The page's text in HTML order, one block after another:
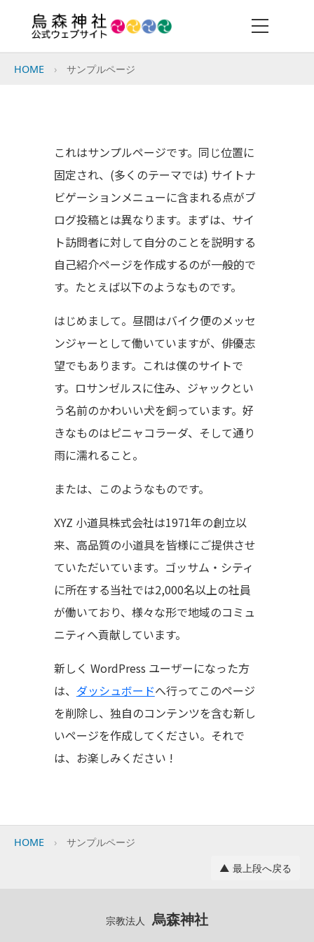
HOME サンプルページ
これはサンプルページです。同じ位置に
固定され、(多くのテーマでは) サイトナ
ビゲーションメニューに含まれる点がブ
ログ投稿とは異なります。まずは、サイ
ト訪問者に対して自分のことを説明する
自己紹介ページを作成するのが一般的で
す。たとえば以下のようなものです。
はじめまして。昼間はバイク便のメッセ
ンジャーとして働いていますが、俳優志
望でもあります。これは僕のサイトで
す。ロサンゼルスに住み、ジャックとい
う名前のかわいい犬を飼っています。好
きなものはピニャコラーダ、そして通り
雨に濡れること。
または、このようなものです。
XYZ 小道具株式会社は1971年の創立以
来、高品質の小道具を皆様にご提供させ
ていただいています。ゴッサム・シティ
に所在する当社では2,000名以上の社員
が働いており、様々な形で地域のコミュ
ニティへ貢献しています。
新しく WordPress ユーザーになった方
は、 ダッシュボードへ行ってこのページ
を削除し、独自のコンテンツを含む新し
いページを作成してください。それで
は、お楽しみください !
HOME
サンプルページ
▲ 最上段へ戻る
宗教法人 烏森神社